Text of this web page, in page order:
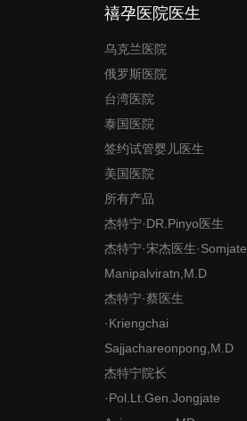
禧孕医院医生
乌克兰医院
俄罗斯医院
台湾医院
泰国医院
签约试管婴儿医生
美国医院
所有产品
杰特宁·DR.Pinyo医生
杰特宁·宋杰医生·Somjate
Manipalviratn,M.D
杰特宁·蔡医生
·Kriengchai
Sajjachareonpong,M.D
杰特宁院长
·Pol.Lt.Gen.Jongjate